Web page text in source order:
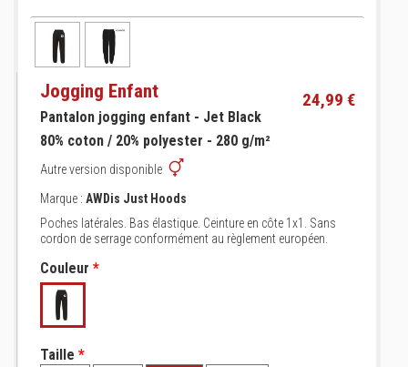
Jogging Enfant 24,99 €
Pantalon jogging enfant - Jet Black
80% coton / 20% polyester - 280 g/m²
Autre version disponible
Marque : AWDis Just Hoods
Poches latérales. Bas élastique. Ceinture en côte 1x1. Sans
cordon de serrage conformément au règlement européen.
Couleur *
Taille *